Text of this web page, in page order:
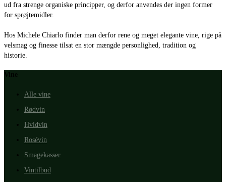
ud fra strenge organiske principper, og derfor anvendes der ingen former
for sprøjtemidler.
Hos Michele Chiarlo finder man derfor rene og meget elegante vine, rige på
velsmag og finesse tilsat en stor mængde personlighed, tradition og
historie.
Vine
Alle vine
Rødvin
Hvidvin
Rosévin
Smagekasser
Vintilbud